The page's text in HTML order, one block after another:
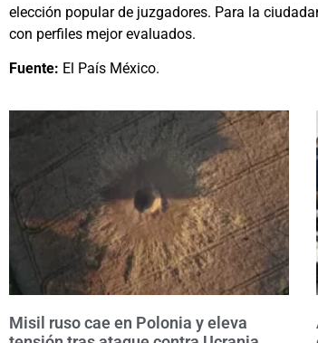
elección popular de juzgadores. Para la
con perfiles mejor evaluados.
Fuente: El País México.
Misil ruso cae en Polonia y eleva